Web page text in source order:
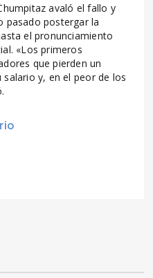
avaló el fallo y
pasado postergar la
el pronunciamiento
«Los primeros
que pierden un
y, en el peor de los